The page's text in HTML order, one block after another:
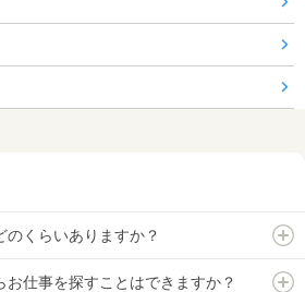
のくらいありますか？
お仕事を探すことはできますか？